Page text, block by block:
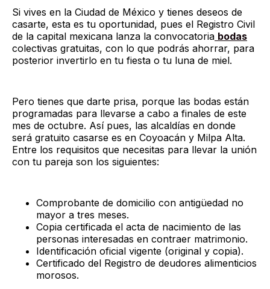
Si vives en la Ciudad de México y tienes deseos de
casarte, esta es tu oportunidad, pues el Registro Civil
de la capital mexicana lanza la convocatoria bodas
colectivas gratuitas, con lo que podrás ahorrar, para
posterior invertirlo en tu fiesta o tu luna de miel.
Pero tienes que darte prisa, porque las bodas están
programadas para llevarse a cabo a finales de este
mes de octubre. Así pues, las alcaldías en donde
será gratuito casarse es en Coyoacán y Milpa Alta.
Entre los requisitos que necesitas para llevar la unión
con tu pareja son los siguientes:
Comprobante de domicilio con antigüedad no
mayor a tres meses.
Copia certificada el acta de nacimiento de las
personas interesadas en contraer matrimonio.
Identificación oficial vigente (original y copia).
Certificado del Registro de deudores alimenticios
morosos.